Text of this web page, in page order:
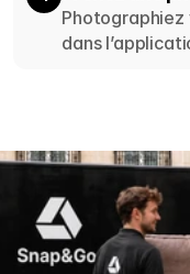
dans